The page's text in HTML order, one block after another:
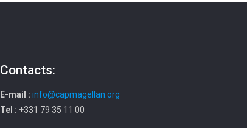
Contacts:
E-mail : info@capmagellan.org
Tel : +331 79 35 11 00